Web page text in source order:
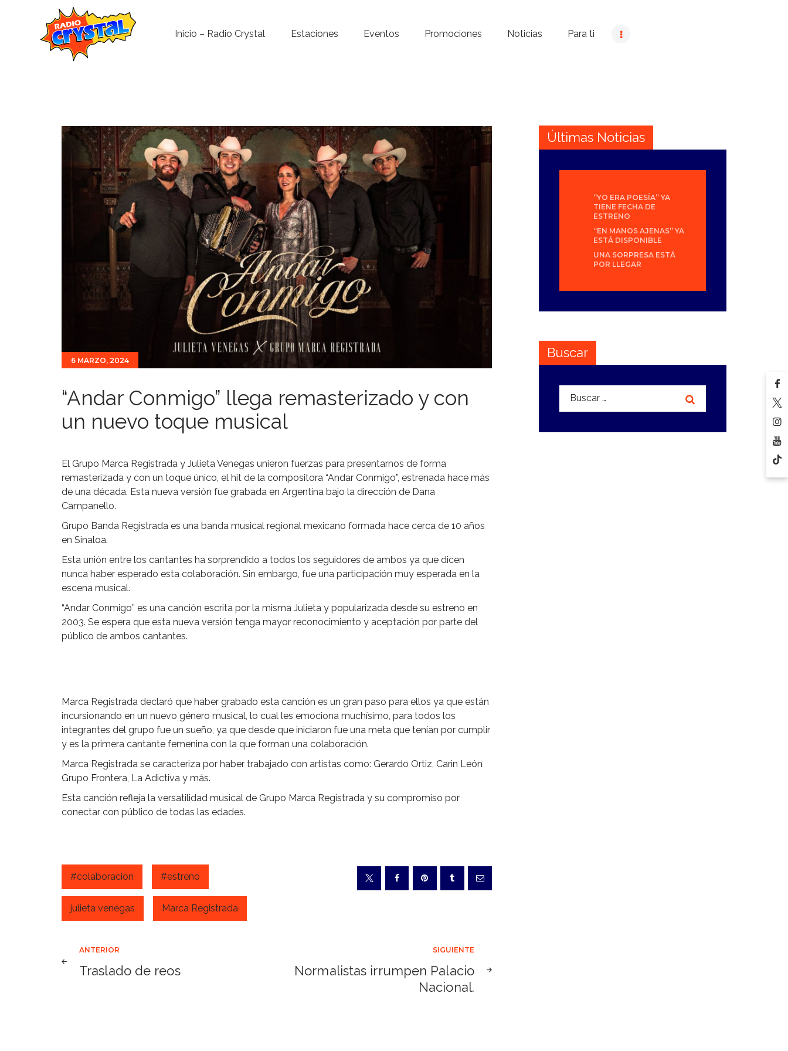
Inicio – Radio Crystal Estaciones Eventos Promociones Noticias Para ti
Noticias
Para ti
Contacto
6 MARZO, 2024
“Andar Conmigo” llega remasterizado y con
un nuevo toque musical
El Grupo Marca Registrada y Julieta Venegas unieron fuerzas para presentarnos de forma
remasterizada y con un toque único, el hit de la compositora “Andar Conmigo”, estrenada hace más
de una década. Esta nueva versión fue grabada en Argentina bajo la dirección de Dana
Campanello.
Grupo Banda Registrada es una banda musical regional mexicano formada hace cerca de 10 años
en Sinaloa.
Esta unión entre los cantantes ha sorprendido a todos los seguidores de ambos ya que dicen
nunca haber esperado esta colaboración. Sin embargo, fue una participación muy esperada en la
escena musical.
“Andar Conmigo” es una canción escrita por la misma Julieta y popularizada desde su estreno en
2003. Se espera que esta nueva versión tenga mayor reconocimiento y aceptación por parte del
público de ambos cantantes.
Marca Registrada declaró que haber grabado esta canción es un gran paso para ellos ya que están
incursionando en un nuevo género musical, lo cual les emociona muchísimo, para todos los
integrantes del grupo fue un sueño, ya que desde que iniciaron fue una meta que tenían por cumplir
y es la primera cantante femenina con la que forman una colaboración.
Marca Registrada se caracteriza por haber trabajado con artistas como: Gerardo Ortiz, Carin León
Grupo Frontera, La Adictiva y más.
Esta canción refleja la versatilidad musical de Grupo Marca Registrada y su compromiso por
conectar con público de todas las edades.
#colaboracion #estreno
julieta venegas Marca Registrada
Navegación
ANTERIOR
Traslado de reos
SIGUIENTE
Normalistas irrumpen Palacio
Nacional.
Últimas Noticias
“YO ERA POESÍA” YA
TIENE FECHA DE
ESTRENO
“EN MANOS AJENAS” YA
ESTÁ DISPONIBLE
UNA SORPRESA ESTÁ
POR LLEGAR
Buscar
Buscar: